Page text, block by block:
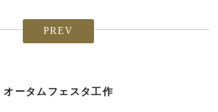
PREV
オータムフェスタ工作